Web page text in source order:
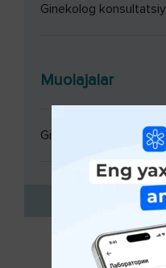
Ginekolog
Muolajalar
Ginekolog